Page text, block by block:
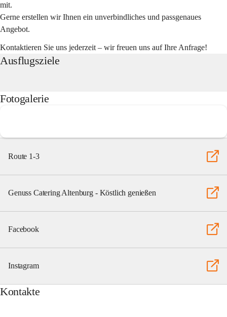
mit.
Gerne erstellen wir Ihnen ein unverbindliches und passgenaues
Angebot.
Kontaktieren Sie uns jederzeit – wir freuen uns auf Ihre Anfrage!
Ausflugsziele
Fotogalerie
Route 1-3
Genuss Catering Altenburg - Köstlich genießen
Facebook
Instagram
Kontakte